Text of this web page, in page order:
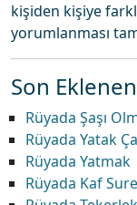
kişiden kişiye
yorumlanması
Son
Rüyada Şaşı
Rüyada Yatak
Rüyada Yatmak
Rüyada Kaf